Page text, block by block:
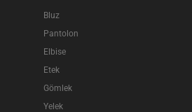
Bluz
Pantolon
Elbise
Etek
Gömlek
Yelek